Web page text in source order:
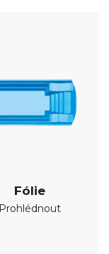
Fólie
Prohlédnout